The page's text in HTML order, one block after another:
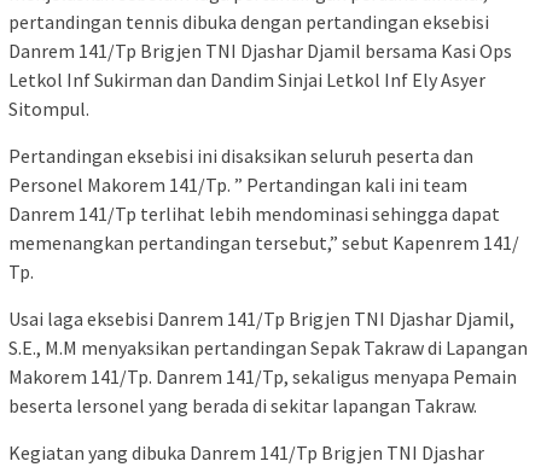
pertandingan tennis dibuka dengan pertandingan eksebisi
Danrem 141/Tp Brigjen TNI Djashar Djamil bersama Kasi Ops
Letkol Inf Sukirman dan Dandim Sinjai Letkol Inf Ely Asyer
Sitompul.
Pertandingan eksebisi ini disaksikan seluruh peserta dan
Personel Makorem 141/Tp. ” Pertandingan kali ini team
Danrem 141/Tp terlihat lebih mendominasi sehingga dapat
memenangkan pertandingan tersebut,” sebut Kapenrem 141/
Tp.
Usai laga eksebisi Danrem 141/Tp Brigjen TNI Djashar Djamil,
S.E., M.M menyaksikan pertandingan Sepak Takraw di Lapangan
Makorem 141/Tp. Danrem 141/Tp, sekaligus menyapa Pemain
beserta lersonel yang berada di sekitar lapangan Takraw.
Kegiatan yang dibuka Danrem 141/Tp Brigjen TNI Djashar